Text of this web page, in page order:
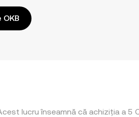
lucru înseamnă că achiziția a 5